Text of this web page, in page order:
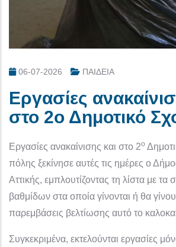
06-07-2026 ΠΑΙΔΕΙΑ
Εργασίες
στο 2ο Δημοτικό
Εργασίες ανακαίνισης και στο 2ο
πόλης ξεκίνησε αυτές τις ημέρες ο
Αττικής, εμπλουτίζοντας τη λίστα με
βαθμίδων στα οποία γίνονται ή θα
παρεμβάσεις βελτίωσης αυτό το
Συγκεκριμένα, εκτελούνται εργασίες